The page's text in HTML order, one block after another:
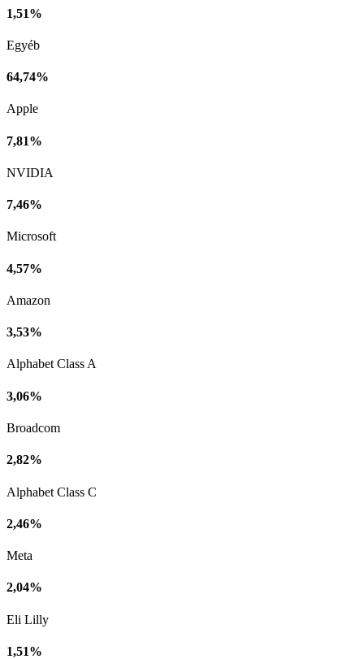
1,51%
Egyéb
64,74%
Apple
7,81%
NVIDIA
7,46%
Microsoft
4,57%
Amazon
3,53%
Alphabet Class A
3,06%
Broadcom
2,82%
Alphabet Class C
2,46%
Meta
2,04%
Eli Lilly
1,51%